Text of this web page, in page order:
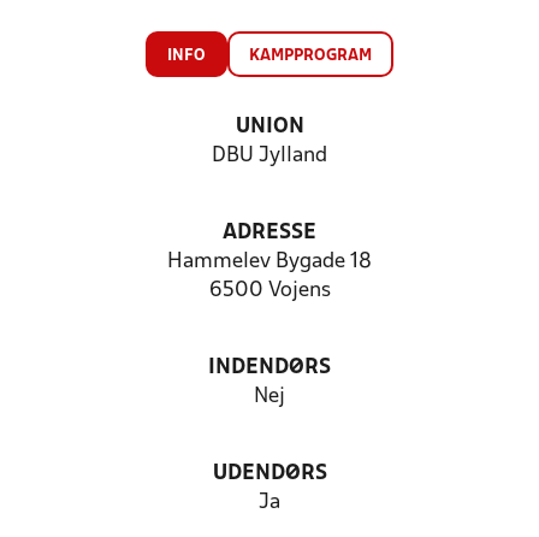
INFO KAMPPROGRAM
UNION
DBU Jylland
ADRESSE
Hammelev Bygade 18
6500 Vojens
INDENDØRS
Nej
UDENDØRS
Ja